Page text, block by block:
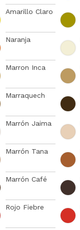
Amarillo Claro
Naranja
Marron Inca
Marraquech
Marrón Jaima
Marrón Tana
Marrón Café
Rojo Fiebre